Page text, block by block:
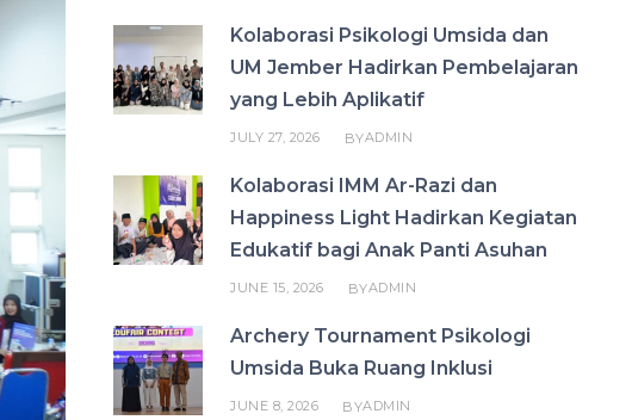
Kolaborasi Psikologi Umsida dan
UM Jember Hadirkan Pembelajaran
yang Lebih Aplikatif
JULY 27, 2026 BYADMIN
Kolaborasi IMM Ar-Razi dan
Happiness Light Hadirkan Kegiatan
Edukatif bagi Anak Panti Asuhan
JUNE 15, 2026 BYADMIN
Archery Tournament Psikologi
Umsida Buka Ruang Inklusi
JUNE 8, 2026 BYADMIN